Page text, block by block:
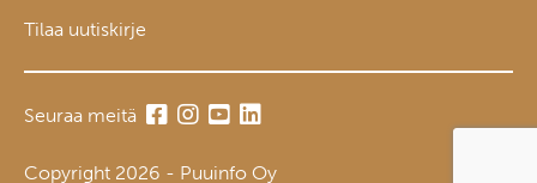
Tilaa uutiskirje
Seuraa meitä
Copyright 2026 - Puuinfo Oy